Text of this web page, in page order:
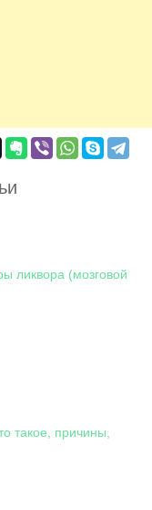
ликвора (мозговой
такое, причины,